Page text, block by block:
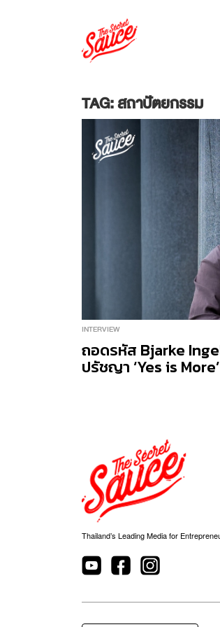
TAG: สถาปัตยกรรม
INTERVIEW
ถอดรหัส Bjarke
ปรัชญา ‘Yes is
Thailand’s Leading Media for